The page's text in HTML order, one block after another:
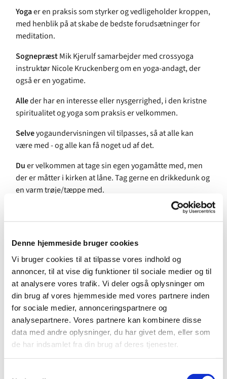
Denne hjemmeside bruger cookies
Vi bruger cookies til at tilpasse vores indhold og
annoncer, til at vise dig funktioner til sociale medier og til
at analysere vores trafik. Vi deler også oplysninger om
din brug af vores hjemmeside med vores partnere inden
for sociale medier, annonceringspartnere og
analysepartnere. Vores partnere kan kombinere disse
data med andre oplysninger, du har givet dem, eller som
de har indsamlet fra din brug af deres tjenester.
Yogaer en praksis som styrker og vedligeholder kroppen,
med henblik på at skabe de bedste forudsætninger for
meditation.
SognepræstMik Kjerulf samarbejder med crossyoga
instruktør Nicole Kruckenberg om en yoga-andagt, der
også er en yogatime.
Alleder har en interesse eller nysgerrighed, i den kristne
spiritualitet og yoga som praksis er velkommen.
Selveyogaundervisningen vil tilpasses, så at alle kan
være med - og alle kan få noget ud af det.
Duer velkommen at tage sin egen yogamåtte med, men
der er måtter i kirken at låne. Tag gerne en drikkedunk og
en varm trøje/tæppe med.
er uddannet som CrossYoga instruktør. Hun har ugentlige
hold med Kirkeyoga i to københavnske kirker og afholder
retræter og CrossYoga workshops bl.a. for konfirmander.
KirkeYoga er gratis og alle er velkomne!